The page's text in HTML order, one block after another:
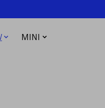
MINI